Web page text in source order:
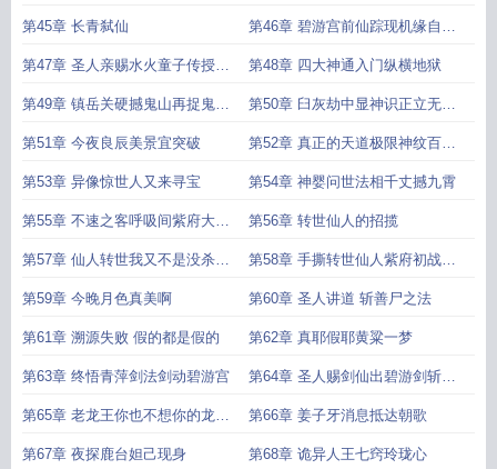
子何方妖孽胆敢放肆
第45章 长青弑仙 第46章 碧游宫前仙踪现机缘自截
入圣门
第47章 圣人亲赐水火童子传授四
大神通
第48章 四大神通入门纵横地狱
第49章 镇岳关硬撼鬼山再捉鬼物
炼神兵
第50章 臼灰劫中显神识正立无影
破劫关
第51章 今夜良辰美景宜突破 第52章 真正的天道极限神纹百零
八
第53章 异像惊世人又来寻宝 第54章 神婴问世法相千丈撼九霄
第55章 不速之客呼吸间紫府大圆
满
第56章 转世仙人的招揽
第57章 仙人转世我又不是没杀过
仙人
第58章 手撕转世仙人紫府初战惊
天下
第59章 今晚月色真美啊 第60章 圣人讲道 斩善尸之法
第61章 溯源失败 假的都是假的 第62章 真耶假耶黄粱一梦
第63章 终悟青萍剑法剑动碧游宫 第64章 圣人赐剑仙出碧游剑斩龙
尸
第65章 老龙王你也不想你的龙子
龙孙
第66章 姜子牙消息抵达朝歌
第67章 夜探鹿台妲己现身 第68章 诡异人王七窍玲珑心